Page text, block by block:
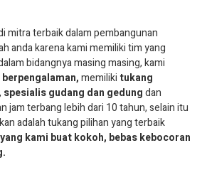
mitra terbaik dalam pembangunan
anda karena kami memiliki tim yang
bidangnya masing masing, kami
memiliki tukang
, spesialis gudang dan gedungdan
jam terbang lebih dari 10 tahun, selain itu
adalah tukang pilihan yang terbaik
kami buat kokoh, bebas kebocoran